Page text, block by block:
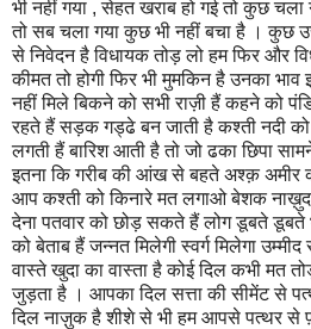
भी नहीं गया , सेहत खराब हो गई तो कुछ
तो सब चला गया कुछ भी नहीं बचा है । कुछ
से निवेदन है विधायक तोड़ लो हम फिर और
कीमत तो होगी फिर भी मुमकिन है उनका भाव
नहीं मिले बिकने को सभी राज़ी हैं कहने को
रहते हैं सड़क गड्ढे बन जाती है कश्ती नदी
लगती हैं बारिश आती है तो जो ढका छिपा
इतना कि गरीब की आंख से बहते अश्क़ अमीर
आप कश्ती को किनारे मत लगाओ बेशक
देना पतवार को छोड़ सकते हैं लोग डूबते डूबते
को बेताब हैं जन्नत मिलेगी स्वर्ग मिलेगा
वास्ते खुदा का वास्ता है कोई दिल कभी मत
जुड़ता है । आपका दिल सत्ता की सीमेंट से
दिल नाज़ुक है शीशे से भी हम आपसे पत्थर से